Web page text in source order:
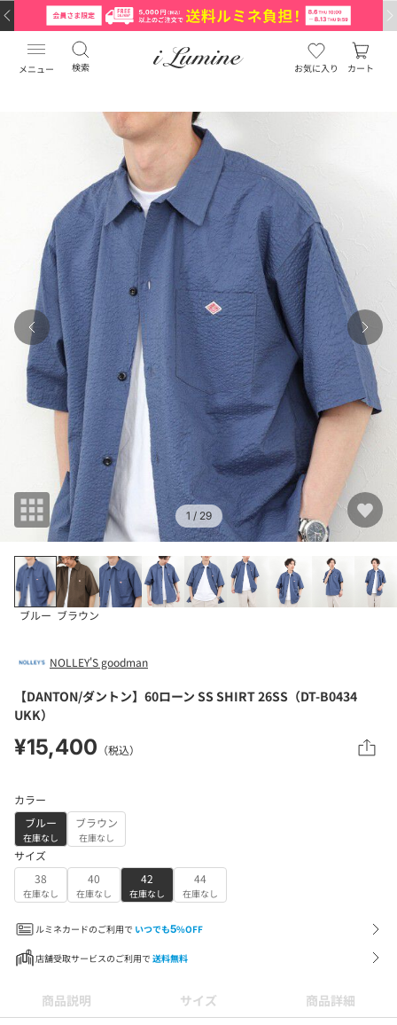
メニュー 検索 お気に入り カート
1 / 29
ブルー ブラウン
NOLLEY'S goodman
【DANTON/ダントン】60ローン SS SHIRT 26SS（DT-B0434
UKK）
¥15,400 （税込）
カラー
ブルー
在庫なし
ブラウン
在庫なし
サイズ
38
在庫なし
40
在庫なし
42
在庫なし
44
在庫なし
ルミネカードのご利用で いつでも5%OFF
店舗受取サービスのご利用で 送料無料
商品説明 サイズ 商品詳細